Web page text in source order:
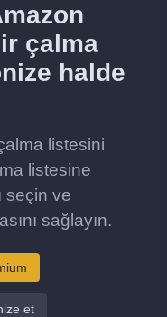
çalma
halde
listesini
listesine
seçin ve
sağlayın.
et